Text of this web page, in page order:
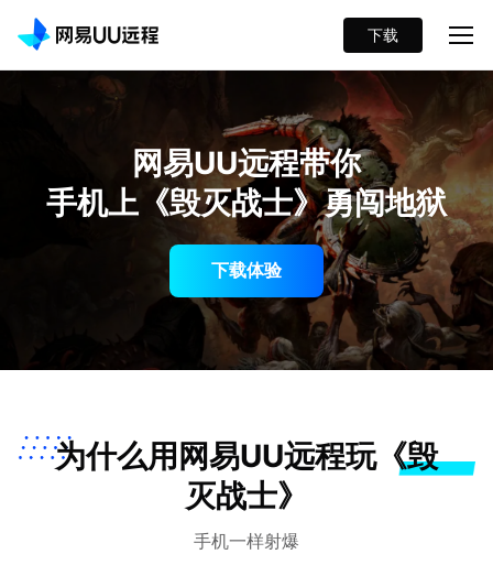
下载
网易UU远程带你
手机上《毁灭战士》勇闯地狱
下载体验
为什么用网易UU远程玩《毁
灭战士》
手机一样射爆